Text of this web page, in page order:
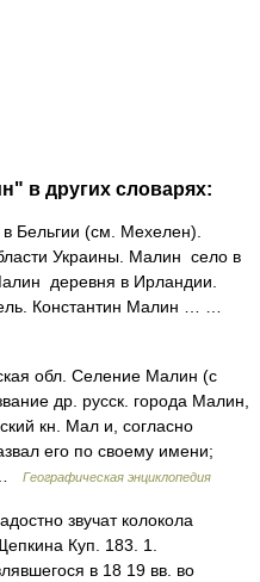
в других словарях:
(см. Мехелен).
Украины. Малин село в
деревня в Ирландии.
Константин Малин … …
обл. Селение Малин (с
др. русск. города Малин,
кн. Мал и, согласно
его по своему имени;
Географическая энциклопедия
звучат колокола
Куп. 183. 1.
в 18 19 вв. во